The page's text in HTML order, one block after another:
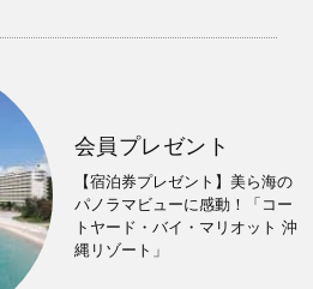
会員プレゼント
【宿泊券プレゼント】美ら海の
パノラマビューに感動！「コー
トヤード・バイ・マリオット 沖
縄リゾート」